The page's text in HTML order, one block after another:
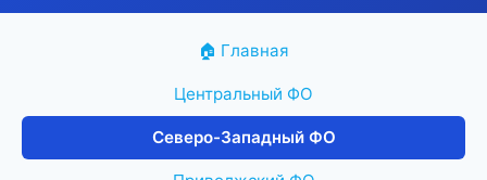
🏠 Главная
Центральный ФО
Северо-Западный ФО